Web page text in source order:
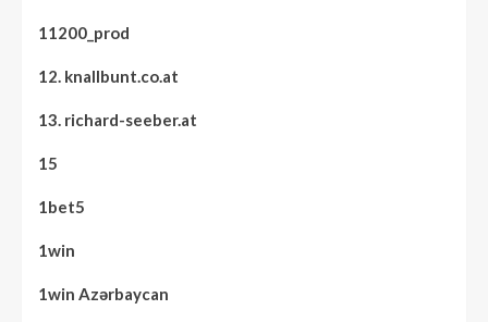
11200_prod
12. knallbunt.co.at
13. richard-seeber.at
15
1bet5
1win
1win Azərbaycan